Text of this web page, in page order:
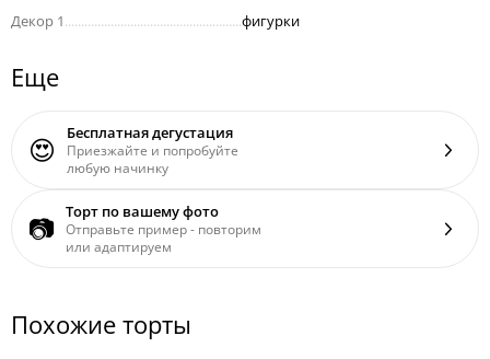
Декор 1 фигурки
Еще
😍 Бесплатная дегустация
Приезжайте и попробуйте
любую начинку
📷 Торт по вашему фото
Отправьте пример - повторим
или адаптируем
Похожие торты